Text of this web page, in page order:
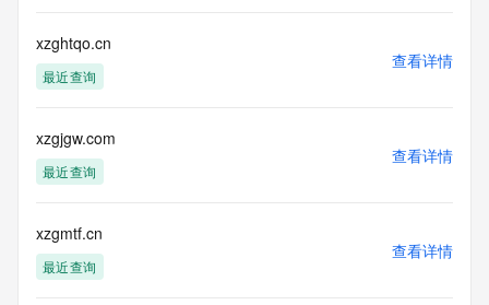
xzghtqo.cn
最近查询
查看详情
xzgjgw.com
最近查询
查看详情
xzgmtf.cn
最近查询
查看详情